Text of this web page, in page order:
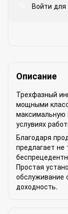
Войти для
Описание
Трехфазный
мощными
максимальную
услувиях
Благодаря
предлагает не
Простая
обслуживание
доходность.